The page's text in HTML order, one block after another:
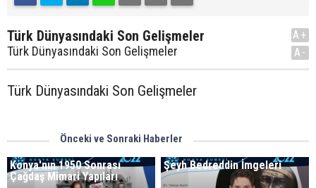
Türk Dünyasındaki Son Gelişmeler
Türk Dünyasındaki Son Gelişmeler
A+
A-
Türk Dünyasındaki Son Gelişmeler
Önceki ve Sonraki Haberler
Konya'nın 1950 Sonrası
Çağdaş Mimari Yapıları
Şeyh Bedreddin İmgeleri